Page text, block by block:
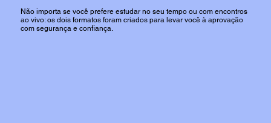
Não importa se você prefere estudar no seu tempo ou com encontros
ao vivo: os dois formatos foram criados para levar você à aprovação
com segurança e confiança.